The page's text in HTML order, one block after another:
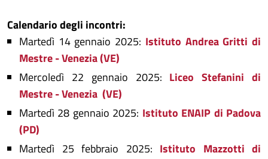
Calendario degli incontri:
Martedì 14 gennaio 2025: Istituto Andrea Gritti di
Mestre - Venezia (VE)
Mercoledì 22 gennaio 2025: Liceo Stefanini di
Mestre - Venezia (VE)
Martedì 28 gennaio 2025: Istituto ENAIP di Padova
(PD)
Martedì 25 febbraio 2025: Istituto Mazzotti di